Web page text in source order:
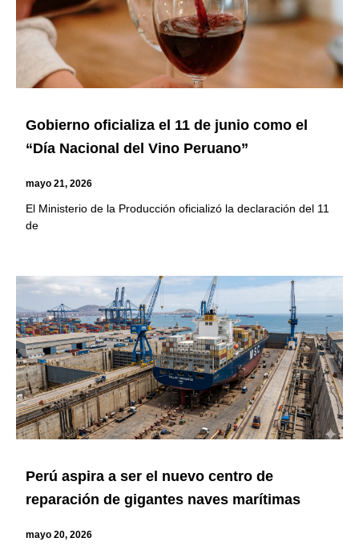
Gobierno oficializa el 11 de junio como el
“Día Nacional del Vino Peruano”
mayo 21, 2026
El Ministerio de la Producción oficializó la declaración del 11
de
Perú aspira a ser el nuevo centro de
reparación de gigantes naves marítimas
mayo 20, 2026